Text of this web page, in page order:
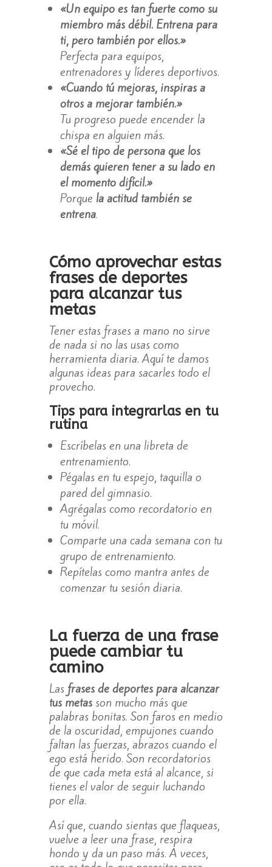
«Un equipo es tan fuerte como su
miembro más débil. Entrena para
ti, pero también por ellos.»
Perfecta para equipos,
entrenadores y líderes deportivos.
«Cuando tú mejoras, inspiras a
otros a mejorar también.»
Tu progreso puede encender la
chispa en alguien más.
«Sé el tipo de persona que los
demás quieren tener a su lado en
el momento difícil.»
Porque la actitud también se
entrena.
Cómo aprovechar estas
frases de deportes
para alcanzar tus
metas
Tener estas frases a mano no sirve
de nada si no las usas como
herramienta diaria. Aquí te damos
algunas ideas para sacarles todo el
provecho.
Tips para integrarlas en tu
rutina
Escríbelas en una libreta de
entrenamiento.
Pégalas en tu espejo, taquilla o
pared del gimnasio.
Agrégalas como recordatorio en
tu móvil.
Comparte una cada semana con tu
grupo de entrenamiento.
Repítelas como mantra antes de
comenzar tu sesión diaria.
La fuerza de una frase
puede cambiar tu
camino
Las frases de deportes para alcanzar
tus metasson mucho más que
palabras bonitas. Son faros en medio
de la oscuridad, empujones cuando
faltan las fuerzas, abrazos cuando el
ego está herido. Son recordatorios
de que cada meta está al alcance, si
tienes el valor de seguir luchando
por ella.
Así que, cuando sientas que flaqueas,
vuelve a leer una frase, respira
hondo y da un paso más. A veces,